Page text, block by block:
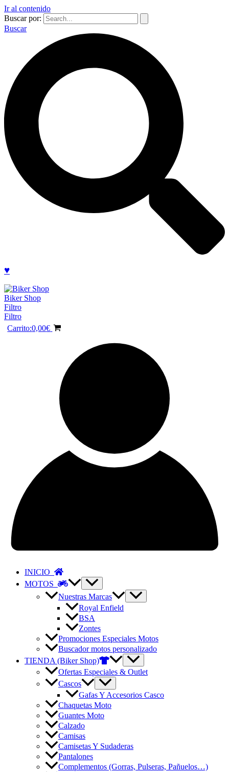
Ir al contenido
Buscar por:
Buscar
♥
Biker Shop
Filtro
Filtro
Carrito:0,00€
INICIO
MOTOS
Nuestras Marcas
Royal Enfield
BSA
Zontes
Promociones Especiales Motos
Buscador motos personalizado
TIENDA (Biker Shop)
Ofertas Especiales & Outlet
Cascos
Gafas Y Accesorios Casco
Chaquetas Moto
Guantes Moto
Calzado
Camisas
Camisetas Y Sudaderas
Pantalones
Complementos (Gorras, Pulseras, Pañuelos…)